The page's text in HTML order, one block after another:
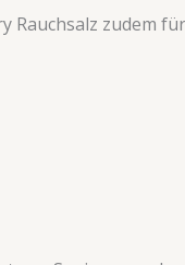
Rauchsalz zudem